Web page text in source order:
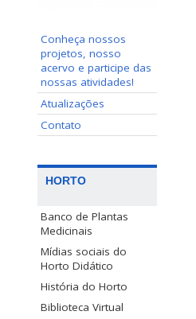
Conheça nossos
projetos, nosso
acervo e participe das
nossas atividades!
Atualizações
Contato
HORTO
Banco de Plantas
Medicinais
Mídias sociais do
Horto Didático
História do Horto
Biblioteca Virtual